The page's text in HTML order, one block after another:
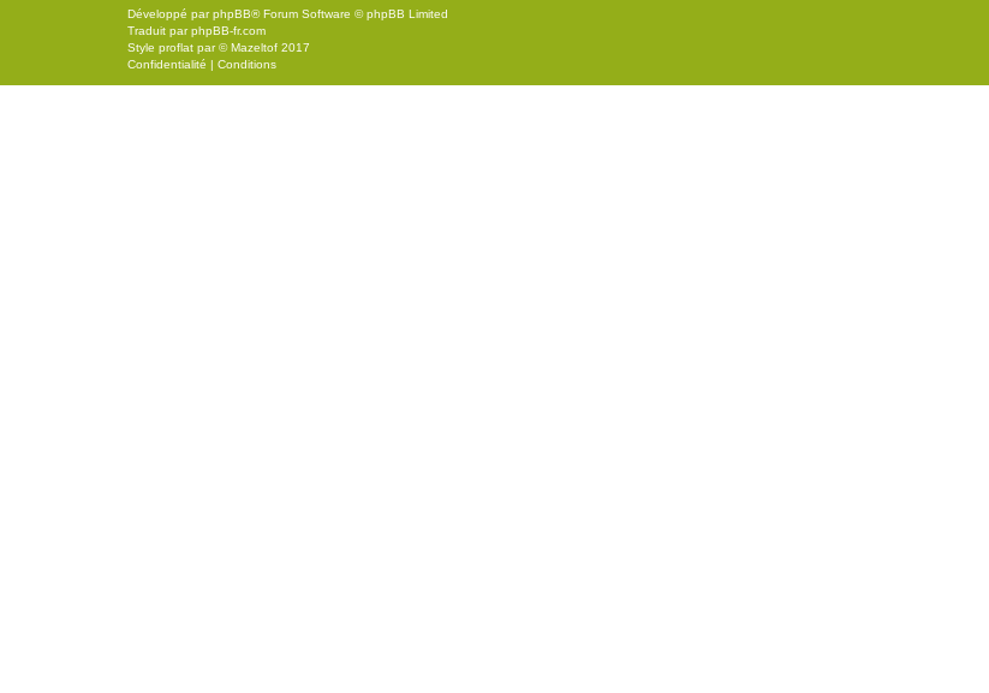
Développé parphpBB® Forum Software © phpBB Limited
Traduit parphpBB-fr.com
Style proflat par ©Mazeltof 2017
Confidentialité | Conditions